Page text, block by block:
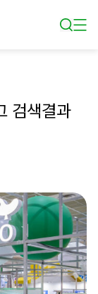
검색결과